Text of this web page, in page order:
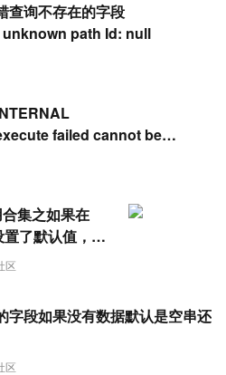
查询不存在的字段
unknown path Id: null
failed cannot be
区
集之如果在
了默认值，并
为 NULL，
区
段如果没有数据默认是空串还